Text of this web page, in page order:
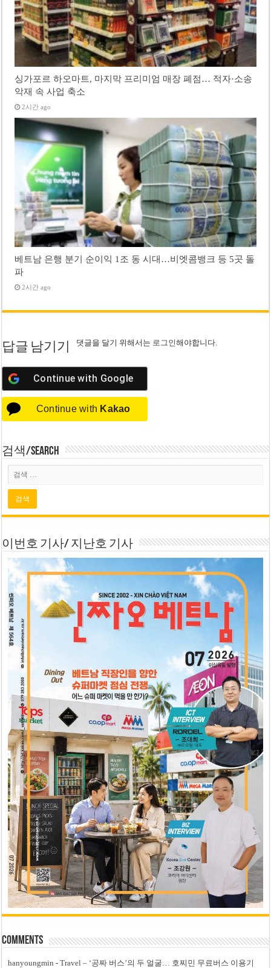
싱가포르 하오마트, 마지막 프리미엄 매장 폐점… 적자·소송
악재 속 사업 축소
2시간 ago
베트남 은행 분기 순이익 1조 동 시대…비엣콤뱅크 등 5곳 돌
파
2시간 ago
답글 남기기 댓글을 달기 위해서는 로그인해야합니다.
Continue with Google
Continue with Kakao
검색/Search
이번호 기사/ 지난호 기사
Comments
hanyoungmin -Travel – ‘공짜 버스’의 두 얼굴… 호찌민 무료버스 이용기